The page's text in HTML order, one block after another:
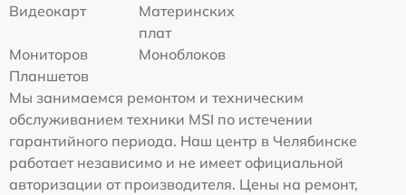
Видеокарт
Материнских
плат
Мониторов
Моноблоков
Планшетов
Мы занимаемся ремонтом и техническим
обслуживанием техники MSI по истечении
гарантийного периода. Наш центр в Челябинске
работает независимо и не имеет официальной
авторизации от производителя. Цены на ремонт,